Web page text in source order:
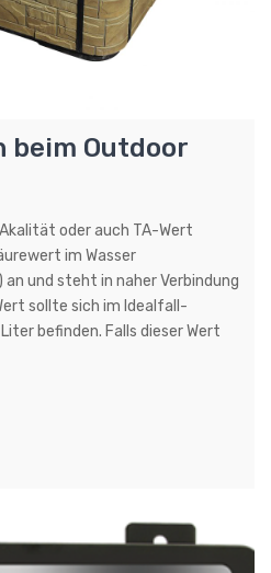
beim Outdoor
oder auch TA-Wert
im Wasser
und steht in naher Verbindung
sollte sich im Idealfall-
befinden. Falls dieser Wert